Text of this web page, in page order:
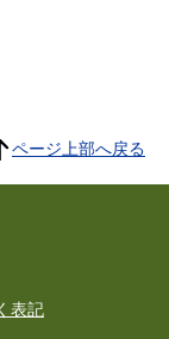
ページ上部へ戻る
表記